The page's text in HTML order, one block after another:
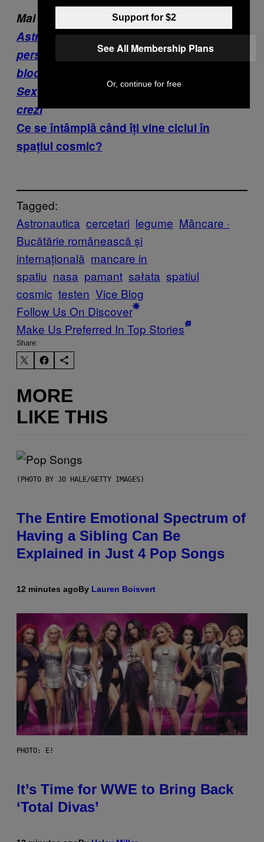
Mai multe despre astronauți:
Astronauții de la NASA se joacă de-a
personajele din cele mai cunoscute
blockbustere
Sexul în spaţiu e mult mai dificil decât
crezi
Ce se întâmplă când îți vine ciclul în
spațiul cosmic?
Tagged:
Astronautica cercetari legume Mâncare ·
Bucătărie românească și
internațională mancare in
spatiu nasa pamant sałata spatiul
cosmic testen Vice Blog
Follow Us On Discover
Make Us Preferred In Top Stories
Share:
MORE
LIKE THIS
(PHOTO BY JO HALE/GETTY IMAGES)
The Entire Emotional Spectrum of
Having a Sibling Can Be
Explained in Just 4 Pop Songs
12 minutes agoBy Lauren Boisvert
PHOTO: E!
It’s Time for WWE to Bring Back
‘Total Divas’
Support for $2
See All Membership Plans
Or, continue for free